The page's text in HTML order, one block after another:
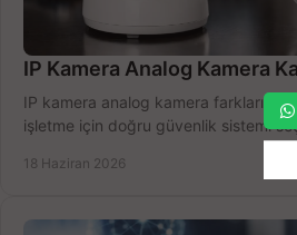
IP Kamera Analog Kamera
IP kamera analog kamera farklarını
işletme için doğru güvenlik sistemi
18 Haziran 2026